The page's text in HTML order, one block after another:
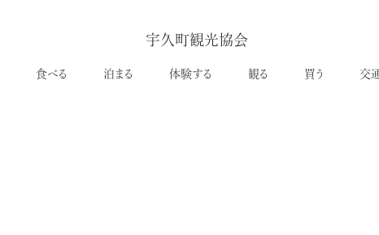
宇久町観光協会
食べる 泊まる 体験する 観る 買う 交